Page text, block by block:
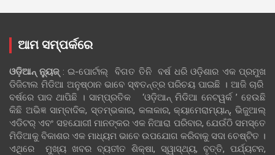
ଆମ ସମ୍ପର୍କରେ
ଓଡ଼ିଆନ୍‍ ନ୍ୟୁଜ୍‍: ଇ-ପୋର୍ଟାଲ୍ ବିଗତ ତିନି ବର୍ଷ ଧରି ଓଡ଼ିଶାର ଏକ ପ୍ରମୁଖ
ଡିଜିଟାଲ ମିଡିଆ ଅନୁଷ୍ଠାନ ଭାବେ ସ୍ଵତନ୍ତ୍ର ପରିଚୟ ପାଇଛି । ଆଜି ଚାରି
ବର୍ଷରେ ପାଦ ଥାପିଛି । ସାମ୍ପ୍ରତିକ ‘ଓଡ଼ିଆନ୍‍ ମିଡିଆ ନେଟୱର୍କ ’ ହେଉଛି
କିଛି ଅଭିଜ୍ଞ ସାମ୍ବାଦିକ, ସ୍ତମ୍ଭକାର, କଳାକାର, କ୍ୟାମେରାମ୍ୟାନ୍, ଭିଜୁଆଲ୍
ଏଡିଟର୍ ଏବଂ ସହଯୋଗୀ ମାନଙ୍କର ଏକ ନିଆରା ପରିବାର, ଯେଉଁଠି ସମସ୍ତେ
ମିଡିଆକୁ ବିକାଶର ଏକ ମାଧ୍ୟମ ଭାବେ ଉପଯୋଗ କରିବାକୁ ସଦା ଚେଷ୍ଟିତ ।
ଏଥିରେ ମୁଖ୍ୟ ଖବର ବ୍ୟତୀତ ଶିକ୍ଷା, ସ୍ୱାସ୍ଥ୍ୟ, ବୃତ୍ତି, ପର୍ଯ୍ୟଟନ,